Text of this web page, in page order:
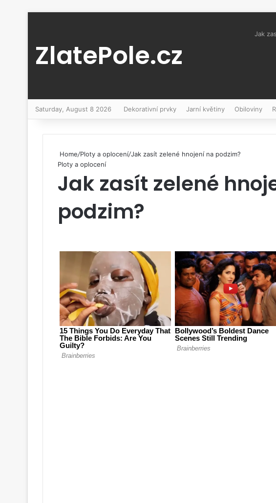
ZlatePole.cz
Jak
Saturday, August 8 2026 Dekorativní prvky Jarní květiny Obiloviny
Home/Ploty a oplocení/Jak zasít zelené hnojení na podzim?
Ploty a oplocení
Jak zasít zelené
podzim?